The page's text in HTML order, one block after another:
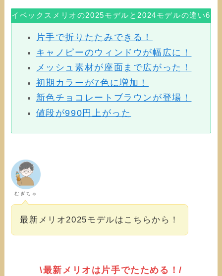
サイベックスメリオの2025モデルと2024モデルの違い6選
片手で折りたたみできる！
キャノピーのウィンドウが幅広に！
メッシュ素材が座面まで広がった！
初期カラーが7色に増加！
新色チョコレートブラウンが登場！
値段が990円上がった
むぎちゃ
最新メリオ2025モデルはこちらから！
\最新メリオは片手でたためる！/